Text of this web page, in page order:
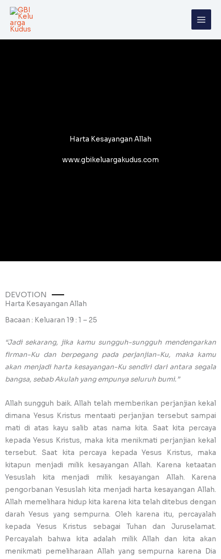
Skip
content
Harta Kesayangan Allah
www.gbikeluargakudus.com
DEVOTION
Harta Kesayangan Allah
Bacaan : Keluaran 19 : 1 – 25
“Jadi sekarang, jika kamu sungguh-sungguh mendengarkan
firman-Ku dan berpegang pada perjanjian-Ku, maka kamu
akan menjadi harta kesayangan-Ku sendiri dari antara segala
bangsa, sebab Akulah yang empunya seluruh bumi.”
Allah sungguh baik. Allah telah memberikan perjanjian kekal
dimana Yesus Kristus mentaati perjanjian tersebut sampai
mati di atas kayu salib atas nama kita. Saat kita percaya
kepada Yesus Kristus, maka kita menikmati perjanjian kekal
tersebut. Saat kita percaya kepada Yesus Kristus, maka
kitapun menjadi milik kesayangan Allah. Karena ketaatan
Yesuslah kita menjadi milik kesayangan Allah. Karena
pengorbanan Yesuslah kita menjadi harta kesayangan Allah.
Allah memelihara hidup kita karena kita telah ditebus dengan
darah Yesus yang sempurna. Oleh karena itu, percayalah
kepada Yesus Kristus sebagai Tuhan dan Juruselamat.
Percayalah bahwa kita adalah milik Allah dan kita akan
menikmati pemeliharaan Allah yang sempurna karena Dia